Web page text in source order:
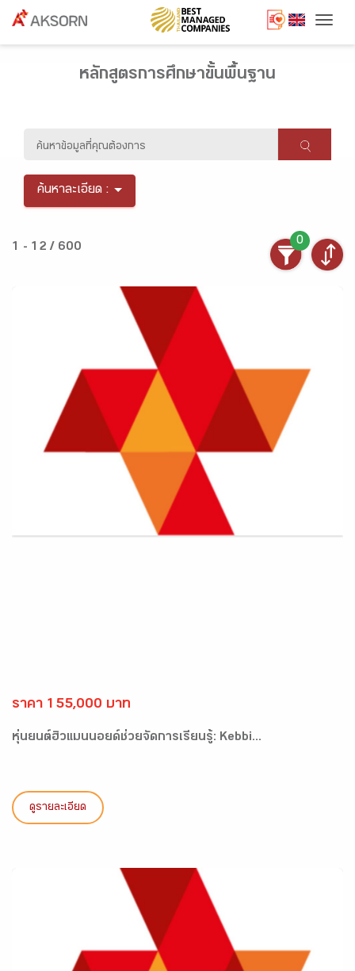
หลักสูตรการศึกษาขั้นพื้นฐาน
ค้นหาละเอียด :
1 - 12 / 600
0
ราคา 155,000 บาท
หุ่นยนต์ฮิวแมนนอยด์ช่วยจัดการเรียนรู้: Kebbi...
ดูรายละเอียด